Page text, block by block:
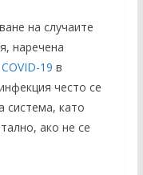
на случаите
наречена
COVID-19 в
често се
система, като
ако не се